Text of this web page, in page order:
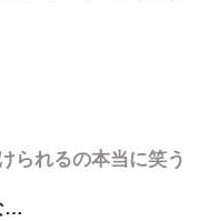
られるの本当に笑う
…